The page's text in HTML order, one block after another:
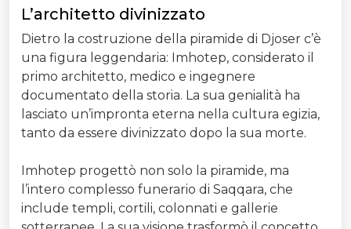
L’architetto divinizzato
Dietro la costruzione della piramide di Djoser c’è
una figura leggendaria: Imhotep, considerato il
primo architetto, medico e ingegnere
documentato della storia. La sua genialità ha
lasciato un’impronta eterna nella cultura egizia,
tanto da essere divinizzato dopo la sua morte.
Imhotep progettò non solo la piramide, ma
l’intero complesso funerario di Saqqara, che
include templi, cortili, colonnati e gallerie